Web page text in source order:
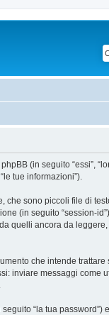
(in seguito “essi”,
tue informazioni”).
che sono piccoli file di
(in seguito “session-
quelli ancora da
che intende
inviare messaggi come
“la tua password”)